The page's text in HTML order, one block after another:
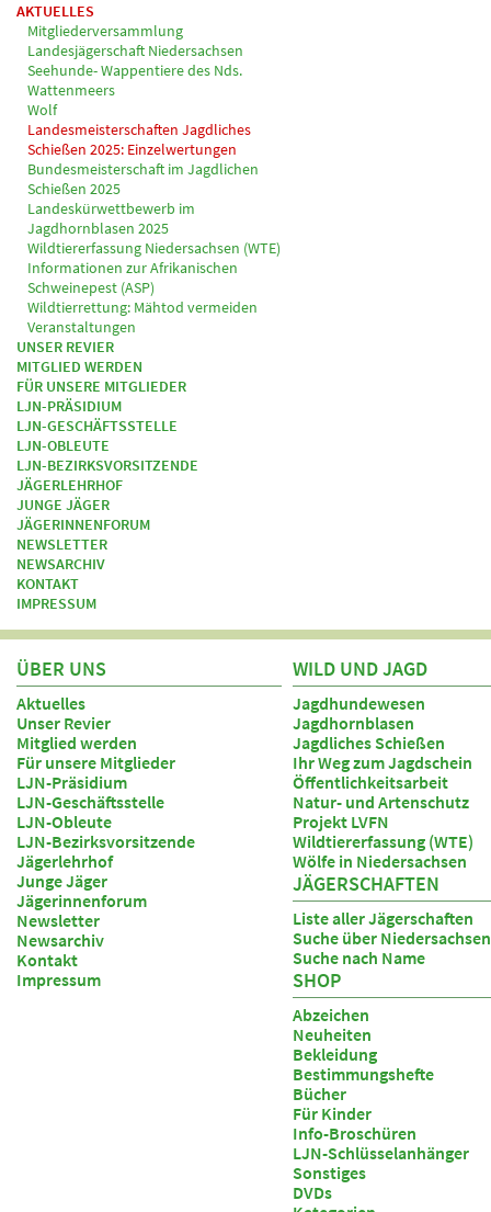
AKTUELLES
Mitgliederversammlung
Landesjägerschaft Niedersachsen
Seehunde- Wappentiere des Nds.
Wattenmeers
Wolf
Landesmeisterschaften Jagdliches
Schießen 2025: Einzelwertungen
Bundesmeisterschaft im Jagdlichen
Schießen 2025
Landeskürwettbewerb im
Jagdhornblasen 2025
Wildtiererfassung Niedersachsen (WTE)
Informationen zur Afrikanischen
Schweinepest (ASP)
Wildtierrettung: Mähtod vermeiden
Veranstaltungen
UNSER REVIER
MITGLIED WERDEN
FÜR UNSERE MITGLIEDER
LJN-PRÄSIDIUM
LJN-GESCHÄFTSSTELLE
LJN-OBLEUTE
LJN-BEZIRKSVORSITZENDE
JÄGERLEHRHOF
JUNGE JÄGER
JÄGERINNENFORUM
NEWSLETTER
NEWSARCHIV
KONTAKT
IMPRESSUM
ÜBER UNS
Aktuelles
Unser Revier
Mitglied werden
Für unsere Mitglieder
LJN-Präsidium
LJN-Geschäftsstelle
LJN-Obleute
LJN-Bezirksvorsitzende
Jägerlehrhof
Junge Jäger
Jägerinnenforum
Newsletter
Newsarchiv
Kontakt
Impressum
WILD UND JAGD
Jagdhundewesen
Jagdhornblasen
Jagdliches Schießen
Ihr Weg zum Jagdschein
Öffentlichkeitsarbeit
Natur- und Artenschutz
Projekt LVFN
Wildtiererfassung (WTE)
Wölfe in Niedersachsen
JÄGERSCHAFTEN
Liste aller Jägerschaften
Suche über
Suche nach Name
SHOP
Abzeichen
Neuheiten
Bekleidung
Bestimmungshefte
Bücher
Für Kinder
Info-Broschüren
LJN-Schlüsselanhänger
Sonstiges
DVDs